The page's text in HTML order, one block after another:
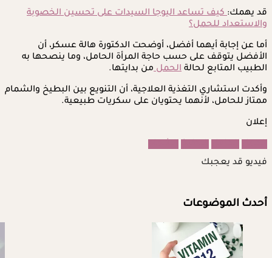
قد يهمك:كيف تساعد اليوجا السيدات على تحسين الخصوبة
والاستعداد للحمل؟
أما عن إجابة أيهما أفضل، أوضحت الدكتورة هالة عسكر، أن
الأفضل يتوقف على حسب حاجة المرأة الحامل، وما ينصحها به
الطبيب المتابع لحالة الحملمن بدايتها.
وأكدت استشاري التغذية العلاجية، أن التنويع بين البطيخ والشمام
ممتاز للحامل، لأنهما يحتويان على سكريات طبيعية.
إعلان
فيديو قد يعجبك
أحدث الموضوعات